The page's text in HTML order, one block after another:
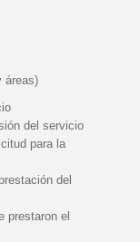
áreas)
del servicio
para la
del
prestaron el